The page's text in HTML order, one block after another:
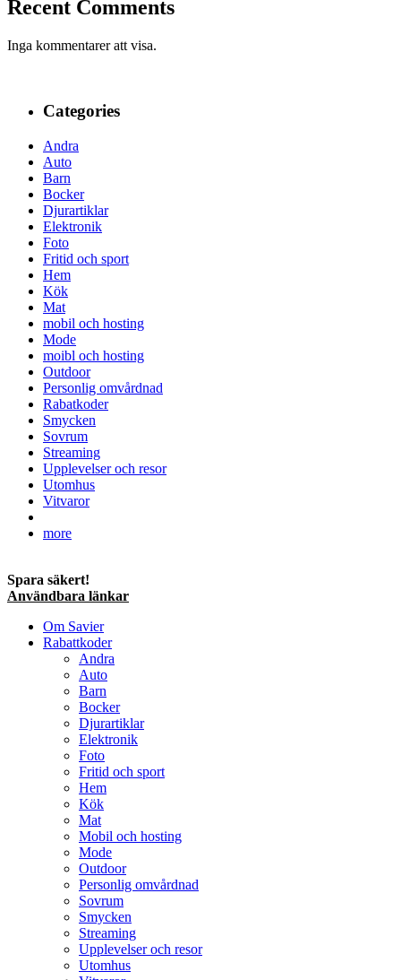
Recent Comments
Inga kommentarer att visa.
Categories
Andra
Auto
Barn
Bocker
Djurartiklar
Elektronik
Foto
Fritid och sport
Hem
Kök
Mat
mobil och hosting
Mode
moibl och hosting
Outdoor
Personlig omvårdnad
Rabatkoder
Smycken
Sovrum
Streaming
Upplevelser och resor
Utomhus
Vitvaror
more
Spara säkert!
Användbara länkar
Om Savier
Rabattkoder
Andra
Auto
Barn
Bocker
Djurartiklar
Elektronik
Foto
Fritid och sport
Hem
Kök
Mat
Mobil och hosting
Mode
Outdoor
Personlig omvårdnad
Sovrum
Smycken
Streaming
Upplevelser och resor
Utomhus